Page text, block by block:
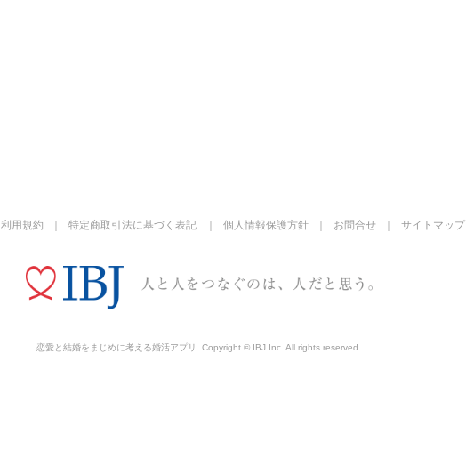
利用規約 特定商取引法に基づく表記 個人情報保護方針 お問合せ サイトマップ
恋愛と結婚をまじめに考える婚活アプリ Copyright © IBJ Inc. All rights reserved.